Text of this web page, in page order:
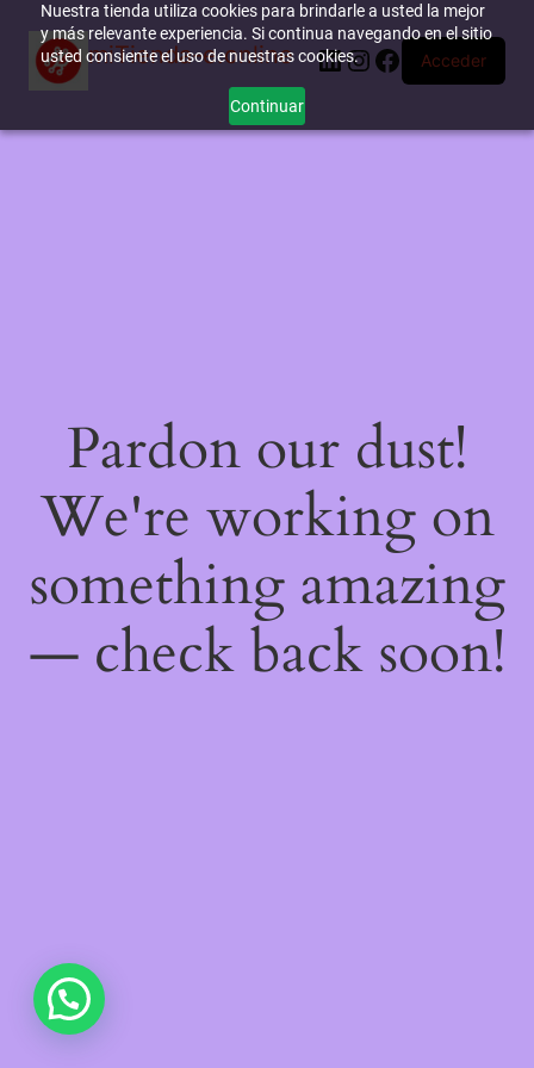
Nuestra tienda utiliza cookies para brindarle a usted la mejor
y más relevante experiencia. Si continua navegando en el sitio
usted consiente el uso de nuestras cookies.
Continuar
miTienda-e.online LinkedIn
Instagram
Facebook
Acceder
Pardon our dust!
We're working on
something amazing
— check back soon!